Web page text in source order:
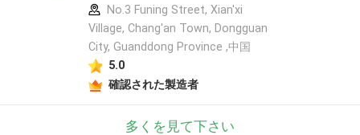
No.3 Funing Street, Xian'xi
Village, Chang'an Town, Dongguan
City, Guanddong Province ,中国
5.0
確認された製造者
多くを見て下さい